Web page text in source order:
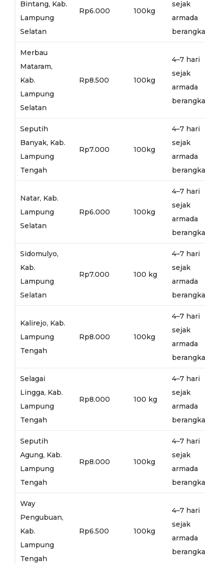
Bintang, Kab.
Lampung
Selatan
Rp6.000 100kg
sejak
armada
berangkat
Merbau
Mataram,
Kab.
Lampung
Selatan
Rp8.500 100kg
4–7 hari
sejak
armada
berangkat
Seputih
Banyak, Kab.
Lampung
Tengah
Rp7.000 100kg
4–7 hari
sejak
armada
berangkat
Natar, Kab.
Lampung
Selatan
Rp6.000 100kg
4–7 hari
sejak
armada
berangkat
Sidomulyo,
Kab.
Lampung
Selatan
Rp7.000 100 kg
4–7 hari
sejak
armada
berangkat
Kalirejo, Kab.
Lampung
Tengah
Rp8.000 100kg
4–7 hari
sejak
armada
berangkat
Selagai
Lingga, Kab.
Lampung
Tengah
Rp8.000 100 kg
4–7 hari
sejak
armada
berangkat
Seputih
Agung, Kab.
Lampung
Tengah
Rp8.000 100kg
4–7 hari
sejak
armada
berangkat
Way
Pengubuan,
Kab.
Lampung
Tengah
Rp6.500 100kg
4–7 hari
sejak
armada
berangkat